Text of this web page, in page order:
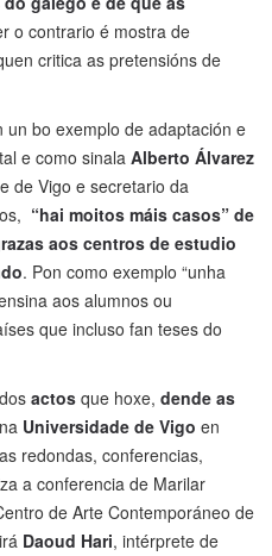
o contrario é mostra de
critica as pretensións de
bo exemplo de adaptación e
e como sinala Alberto Álvarez
de Vigo e secretario da
“hai moitos máis casos” de
aos centros de estudio
. Pon como exemplo “unha
aos alumnos ou
que incluso fan teses do
actos que hoxe, dende as
Universidade de Vigo en
redondas, conferencias,
a conferencia de Marilar
de Arte Contemporáneo de
Daoud Hari, intérprete de